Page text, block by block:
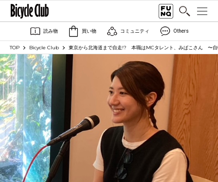
読み物 買い物 コミュニティ Others
TOP Bicycle Club 東京から北海道まで自走!? 本職はMCタレント、みぱこさん 〜自